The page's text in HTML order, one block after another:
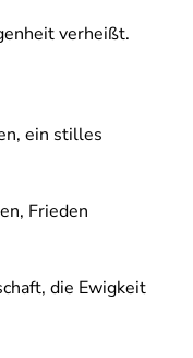
verheißt.
ein stilles
Frieden
die Ewigkeit